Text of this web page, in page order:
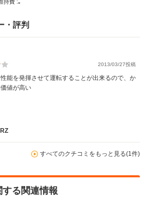
持費 :-
・評判
2013/03/27投稿
能を発揮させて運転することが出来るので、か
値が高い
すべてのクチコミをもっと見る(1件)
る関連情報